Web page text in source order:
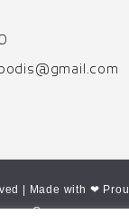
| Made with ❤
Corne.gr